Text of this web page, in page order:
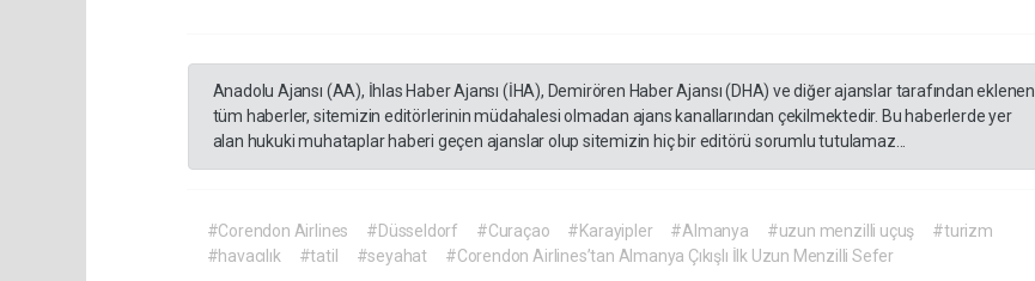
Anadolu Ajansı (AA), İhlas Haber Ajansı (İHA), Demirören Haber Ajansı (DHA) ve diğer ajanslar tarafından eklenen
tüm haberler, sitemizin editörlerinin müdahalesi olmadan ajans kanallarından çekilmektedir. Bu haberlerde yer
alan hukuki muhataplar haberi geçen ajanslar olup sitemizin hiç bir editörü sorumlu tutulamaz...
#Corendon Airlines #Düsseldorf #Curaçao #Karayipler #Almanya #uzun menzilli uçuş
#turizm
#havacılık
#tatil #seyahat #Corendon Airlines’tan Almanya Çıkışlı İlk Uzun Menzilli Sefer